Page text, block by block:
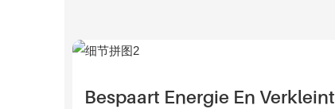
Bespaart Energie En Verkleint